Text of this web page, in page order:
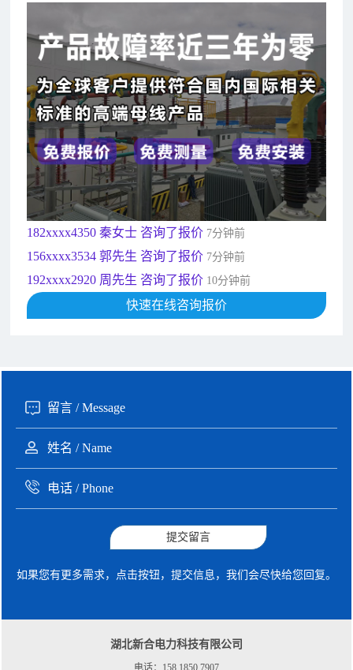
182xxxx4350 秦女士 咨询了报价 7分钟前
156xxxx3534 郭先生 咨询了报价 7分钟前
192xxxx2920 周先生 咨询了报价10分钟前
189xxxx6562 王先生 咨询了报价1秒前
190xxxx3508 徐女士 咨询了报价5秒前
135xxxx6654 张先生 咨询了报价1分钟前
181xxxx7531 苟先生 咨询了报价
182xxxx4350 秦女士 咨询了报价7分钟前
156xxxx3534 郭先生 咨询了报价 7分钟前
192xxxx2920 周先生 咨询了报价 10分钟前
189xxxx6562 王先生 咨询了报价 1秒前
190xxxx3508 徐女士 咨询了报价5秒前
快速在线咨询报价
提交留言
如果您有更多需求，点击按钮，提交信息，我们会尽快给您回复。
湖北新合电力科技有限公司
电话：158 1850 7907